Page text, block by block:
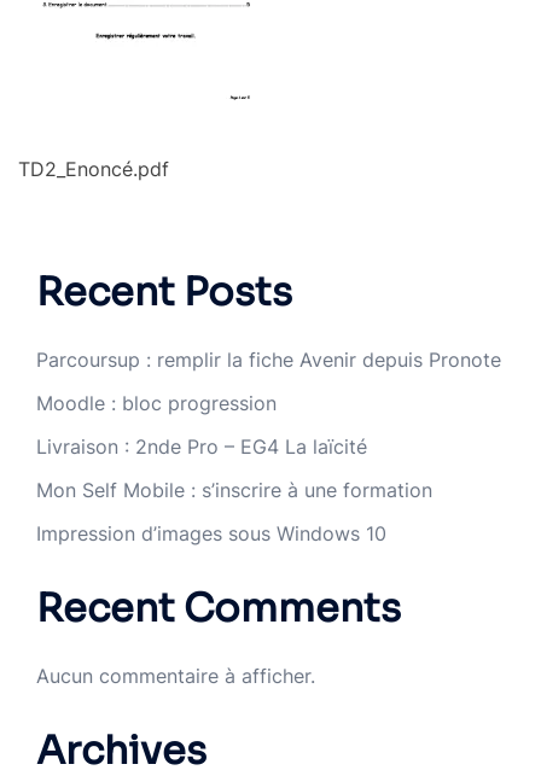
TD2_Enoncé.pdf
Recent Posts
Parcoursup : remplir la fiche Avenir depuis Pronote
Moodle : bloc progression
Livraison : 2nde Pro – EG4 La laïcité
Mon Self Mobile : s’inscrire à une formation
Impression d’images sous Windows 10
Recent Comments
Aucun commentaire à afficher.
Archives